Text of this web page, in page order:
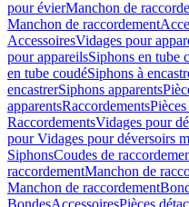
pour évierManchon de
Manchon de raccordement
AccessoiresVidages pour
pour appareilsSiphons en tube
en tube coudéSiphons à
encastrerSiphons apparents
apparentsRaccordements
RaccordementsVidages pour
pour Vidages pour déversoirs
SiphonsCoudes de
raccordementManchon de
Manchon de raccordement
BondesAccessoiresPièces